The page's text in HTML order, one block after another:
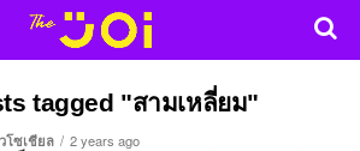
tagged "สามเหลี่ยม"
โซเชียล 2 years ago